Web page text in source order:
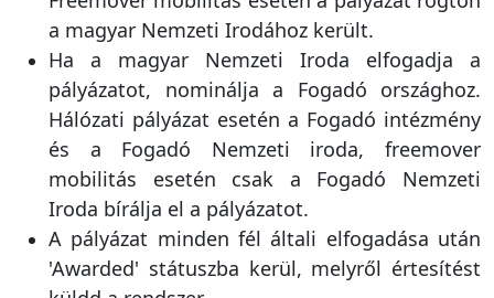
a magyar Nemzeti Irodához került.
Ha a magyar Nemzeti Iroda elfogadja a
pályázatot, nominálja a Fogadó országhoz.
Hálózati pályázat esetén a Fogadó intézmény
és a Fogadó Nemzeti iroda, freemover
mobilitás esetén csak a Fogadó Nemzeti
Iroda bírálja el a pályázatot.
A pályázat minden fél általi elfogadása után
'Awarded' státuszba kerül, melyről értesítést
küldd a rendszer.